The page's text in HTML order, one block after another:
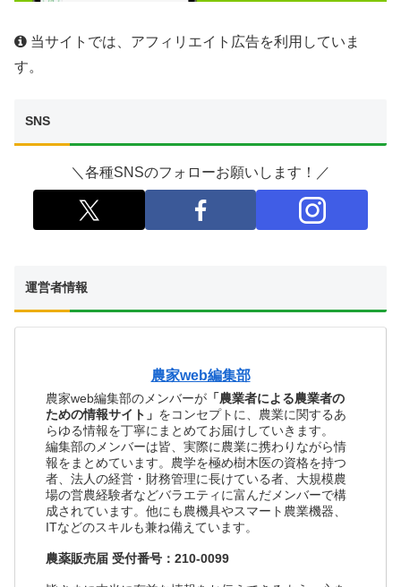
当サイトでは、アフィリエイト広告を利用していま
す。
SNS
＼各種SNSのフォローお願いします！／
運営者情報
農家web編集部
農家web編集部のメンバーが 「農業者による農業者の
ための情報サイト」 をコンセプトに、農業に関するあ
らゆる情報を丁寧にまとめてお届けしていきます。
編集部のメンバーは皆、実際に農業に携わりながら情
報をまとめています。農学を極め樹木医の資格を持つ
者、法人の経営・財務管理に長けている者、大規模農
場の営農経験者などバラエティに富んだメンバーで構
成されています。他にも農機具やスマート農業機器、
ITなどのスキルも兼ね備えています。
農薬販売届 受付番号：210-0099